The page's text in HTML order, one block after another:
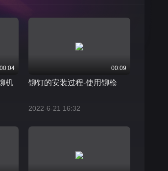
00:04
机
00:09
铆钉的安装过程-使用铆枪
2022-6-21 16:32